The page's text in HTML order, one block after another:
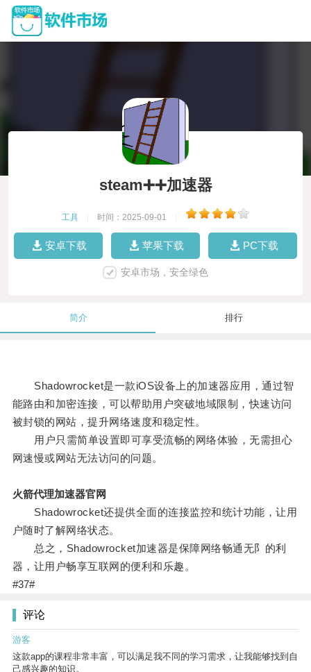
steam➕➕加速器
工具 时间：2025-09-01
安卓下载 苹果下载 PC下载
安卓市场，安全绿色
简介 排行
Shadowrocket是一款iOS设备上的加速器应用，通过智
能路由和加密连接，可以帮助用户突破地域限制，快速访问
被封锁的网站，提升网络速度和稳定性。
用户只需简单设置即可享受流畅的网络体验，无需担心
网速慢或网站无法访问的问题。
火箭代理加速器官网
Shadowrocket还提供全面的连接监控和统计功能，让用
户随时了解网络状态。
总之，Shadowrocket加速器是保障网络畅通无阝的利
器，让用户畅享互联网的便利和乐趣。
#37#
评论
游客
这款app的课程非常丰富，可以满足我不同的学习需求，让我能够找到自
己感兴趣的知识。